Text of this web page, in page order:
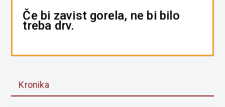
Če bi zavist gorela, ne bi bilo
treba drv.
Kronika